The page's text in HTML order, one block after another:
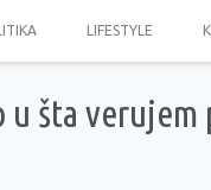
LIFESTYLE
u šta